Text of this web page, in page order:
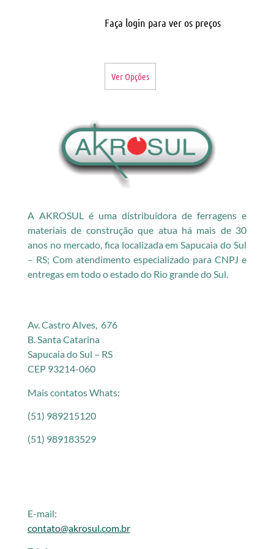
Faça login para ver os preços
Ver Opções
A AKROSUL é uma distribuidora de ferragens e
materiais de construção que atua há mais de 30
anos no mercado, fica localizada em Sapucaia do Sul
– RS; Com atendimento especializado para CNPJ e
entregas em todo o estado do Rio grande do Sul.
Av. Castro Alves, 676
B. Santa Catarina
Sapucaia do Sul – RS
CEP 93214-060
Mais contatos Whats:
(51) 989215120
(51) 989183529
E-mail:
contato@akrosul.com.br